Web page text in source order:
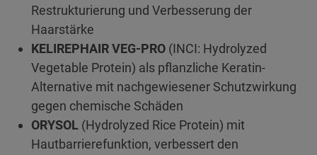
Restrukturierung und Verbesserung der
Haarstärke
KELIREPHAIR VEG-PRO (INCI: Hydrolyzed
Vegetable Protein) als pflanzliche Keratin-
Alternative mit nachgewiesener Schutzwirkung
gegen chemische Schäden
ORYSOL (Hydrolyzed Rice Protein) mit
Hautbarrierefunktion, verbessert den